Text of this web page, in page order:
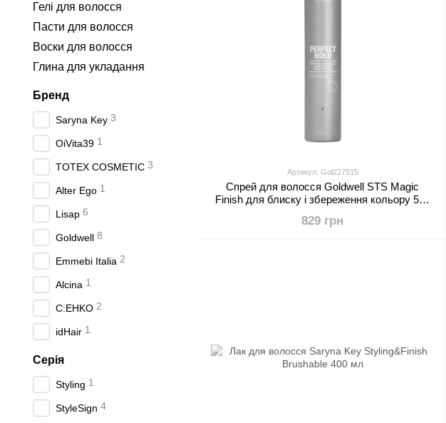
Артикул: Gol227515
Спрей для волосся Goldwell STS Magic
Finish для блиску і збереження кольору 500
829 грн
Гелі для волосся
Пасти для волосся
Воски для волосся
Глина для укладання
Бренд
Saryna Key 3
OiVita39 1
TOTEX COSMETIC 3
Alter Ego 1
Lisap 6
Goldwell 8
Emmebi Italia 2
Alcina 1
C:EHKO 2
idHair 1
Серія
Styling 1
StyleSign 4